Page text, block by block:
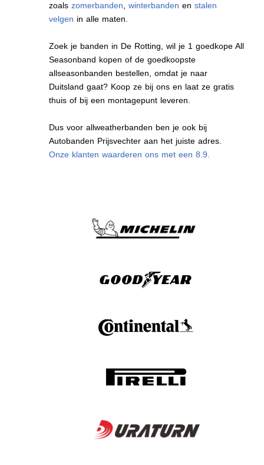
zoalszomerbanden ,winterbanden enstalen
velgen in alle maten.
Zoek je banden in De Rotting, wil je 1 goedkope All
Seasonband kopen of de goedkoopste
allseasonbanden bestellen, omdat je naar
Duitsland gaat? Koop ze bij ons en laat ze gratis
thuis of bij een montagepunt leveren.
Dus voor allweatherbanden ben je ook bij
Autobanden Prijsvechter aan het juiste adres.
Onze klanten waarderen ons met een 8.9.